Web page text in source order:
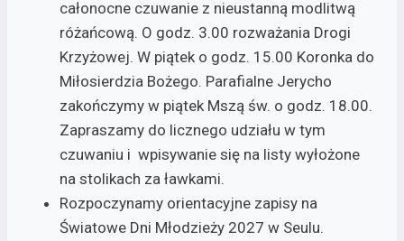
całonocne czuwanie z nieustanną modlitwą
różańcową. O godz. 3.00 rozważania Drogi
Krzyżowej. W piątek o godz. 15.00 Koronka do
Miłosierdzia Bożego. Parafialne Jerycho
zakończymy w piątek Mszą św. o godz. 18.00.
Zapraszamy do licznego udziału w tym
czuwaniu i wpisywanie się na listy wyłożone
na stolikach za ławkami.
Rozpoczynamy orientacyjne zapisy na
Światowe Dni Młodzieży 2027 w Seulu.